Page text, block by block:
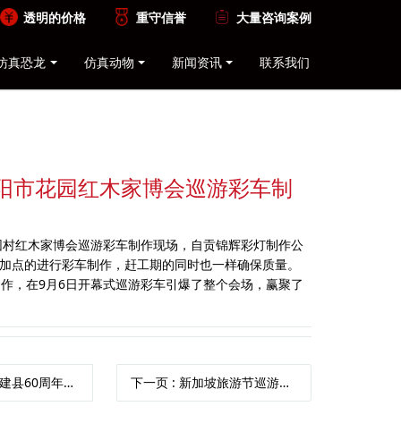
透明的价格 重守信誉 大量咨询案例
真恐龙 仿真动物 新闻资讯 联系我们
市花园红木家博会巡游彩车制
红木家博会巡游彩车制作现场，自贡锦辉彩灯制作公
点的进行彩车制作，赶工期的同时也一样确保质量。
，在9月6日开幕式巡游彩车引爆了整个会场，赢聚了
庆巡游彩车制作现场 下一页 : 新加坡旅游节巡游彩车制作点然市民激情